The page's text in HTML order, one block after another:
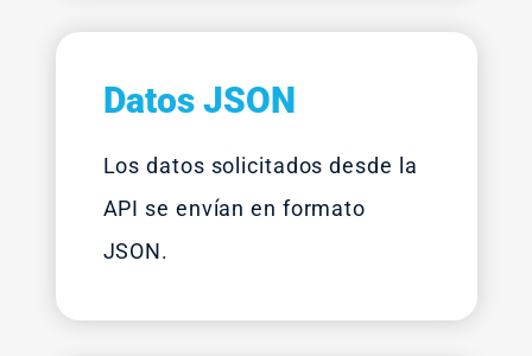
Datos JSON
Los datos solicitados desde la
API se envían en formato
JSON.